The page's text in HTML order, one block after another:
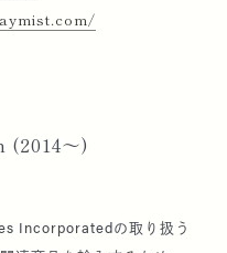
美術館 にて「日本のナン
～)
Incorporatedの取り扱う